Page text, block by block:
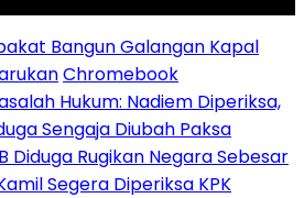
Bangun Galangan Kapal
Chromebook
Hukum: Nadiem Diperiksa,
Sengaja Diubah Paksa
Diduga Rugikan Negara Sebesar
Segera Diperiksa KPK